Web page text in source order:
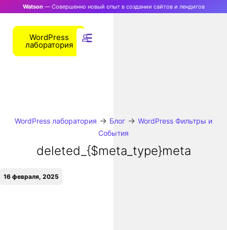
Watson— Совершенно новый опыт в создании сайтов и лендигов
WordPress
лаборатория
WordPress лаборатория → Блог → WordPress Фильтры и
События
deleted_{$meta_type}meta
16 февраля, 2025